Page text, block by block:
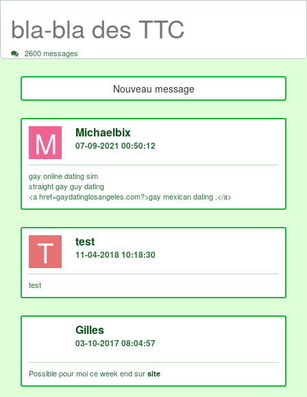
bla-bla des TTC
2600 messages
Nouveau message
M Michaelbix
07-09-2021 00:50:12
gay online dating sim
straight gay guy dating
<a href=gaydatinglosangeles.com?>gay mexican dating .</a>
T test
11-04-2018 10:18:30
test
Gilles
03-10-2017 08:04:57
Possible pour moi ce week end sur site